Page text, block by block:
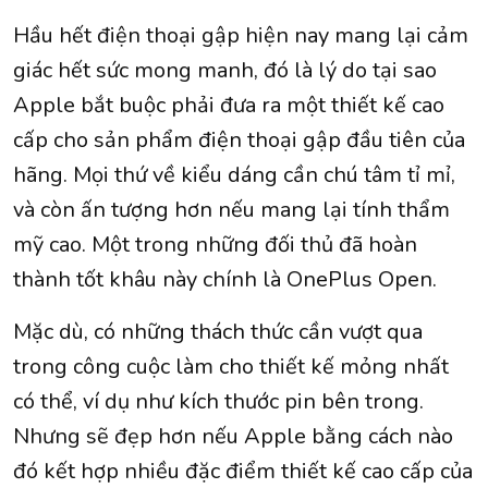
Hầu hết điện thoại gập hiện nay mang lại cảm
giác hết sức mong manh, đó là lý do tại sao
Apple bắt buộc phải đưa ra một thiết kế cao
cấp cho sản phẩm điện thoại gập đầu tiên của
hãng. Mọi thứ về kiểu dáng cần chú tâm tỉ mỉ,
và còn ấn tượng hơn nếu mang lại tính thẩm
mỹ cao. Một trong những đối thủ đã hoàn
thành tốt khâu này chính là OnePlus Open.
Mặc dù, có những thách thức cần vượt qua
trong công cuộc làm cho thiết kế mỏng nhất
có thể, ví dụ như kích thước pin bên trong.
Nhưng sẽ đẹp hơn nếu Apple bằng cách nào
đó kết hợp nhiều đặc điểm thiết kế cao cấp của